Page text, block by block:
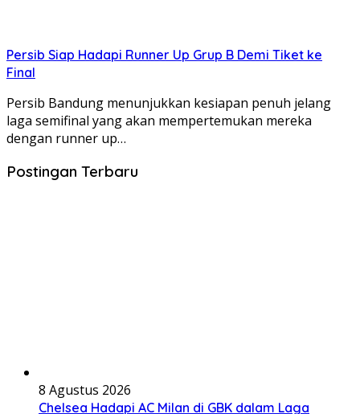
Persib Siap Hadapi Runner Up Grup B Demi Tiket ke
Final
Persib Bandung menunjukkan kesiapan penuh jelang
laga semifinal yang akan mempertemukan mereka
dengan runner up…
Postingan Terbaru
8 Agustus 2026
Chelsea Hadapi AC Milan di GBK dalam Laga